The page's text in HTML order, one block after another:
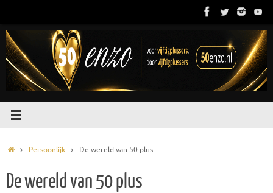
de
inhoud
HomePersoonlijk De wereld van 50 plus
De wereld van 50 plus